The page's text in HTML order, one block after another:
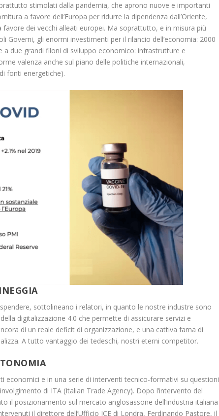
stimolati dalla pandemia, che aprono nuove e importanti
a favore dell’Europa per ridurre la dipendenza dall’Oriente,
dei vecchi alleati europei. Ma soprattutto, e in misura più
Governi, gli enormi investimenti per il rilancio dell’economia: 2000
due grandi filoni di sviluppo economico: infrastrutture e
valenza anche sul piano delle politiche internazionali,
fonti energetiche).
sottolineano i relatori, in quanto le nostre industre sono
digitalizzazione 4.0 che permette di assicurare servizi e
di un reale deficit di organizzazione, e una cattiva fama di
A tutto vantaggio dei tedeschi, nostri eterni competitor.
economici e in una serie di interventi tecnico-formativi su questioni
di ITA (Italian Trade Agency). Dopo l’intervento del
il posizionamento sul mercato anglosassone dell’industria italiana
il direttore dell’Ufficio ICE di Londra, Ferdinando Pastore, il